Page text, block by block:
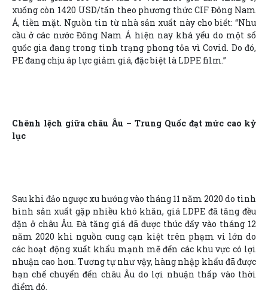
xuống còn 1420 USD/tấn theo phương thức CIF Đông Nam
Á, tiền mặt. Nguồn tin từ nhà sản xuất này cho biết: “Nhu
cầu ở các nước Đông Nam Á hiện nay khá yếu do một số
quốc gia đang trong tình trạng phong tỏa vì Covid. Do đó,
PE đang chịu áp lực giảm giá, đặc biệt là LDPE film.”
Chênh lệch giữa châu Âu – Trung Quốc đạt mức cao kỷ
lục
Sau khi đảo ngược xu hướng vào tháng 11 năm 2020 do tình
hình sản xuất gặp nhiều khó khăn, giá LDPE đã tăng đều
đặn ở châu Âu. Đà tăng giá đã được thúc đẩy vào tháng 12
năm 2020 khi nguồn cung cạn kiệt trên phạm vi lớn do
các hoạt động xuất khẩu mạnh mẽ đến các khu vực có lợi
nhuận cao hơn. Tương tự như vậy, hàng nhập khẩu đã được
hạn chế chuyển đến châu Âu do lợi nhuận thấp vào thời
điểm đó.